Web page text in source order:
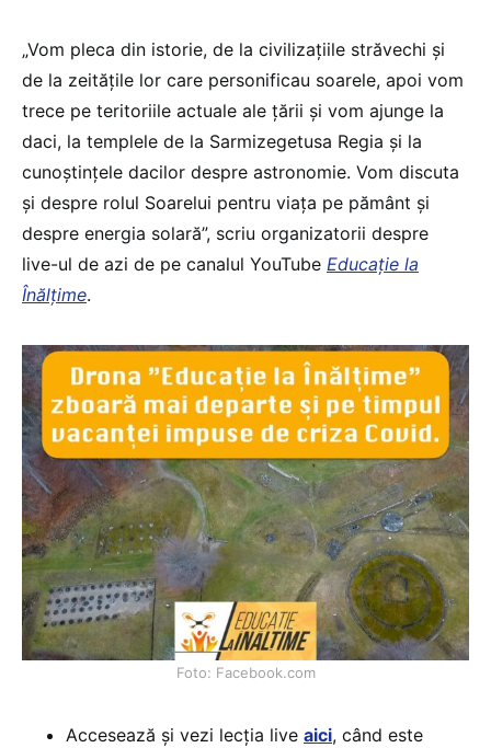
„Vom pleca din istorie, de la civilizațiile străvechi și
de la zeitățile lor care personificau soarele, apoi vom
trece pe teritoriile actuale ale țării și vom ajunge la
daci, la templele de la Sarmizegetusa Regia și la
cunoștințele dacilor despre astronomie. Vom discuta
și despre rolul Soarelui pentru viața pe pământ și
despre energia solară”, scriu organizatorii despre
live-ul de azi de pe canalul YouTube Educație la
Înălțime.
Foto: Facebook.com
Accesează și vezi lecția live aici, când este